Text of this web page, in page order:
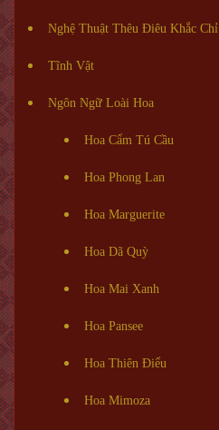
Nghệ Thuật Thêu Điêu Khắc Chỉ
Tĩnh Vật
Ngôn Ngữ Loài Hoa
Hoa Cẩm Tú Cầu
Hoa Phong Lan
Hoa Marguerite
Hoa Dã Quỳ
Hoa Mai Xanh
Hoa Pansee
Hoa Thiên Điểu
Hoa Mimoza